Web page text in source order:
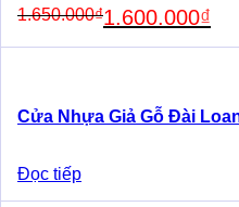
1.650.000₫
price
1.600.000₫
price
is:
Cửa Nhựa Giả Gỗ Đài
Đọc tiếp